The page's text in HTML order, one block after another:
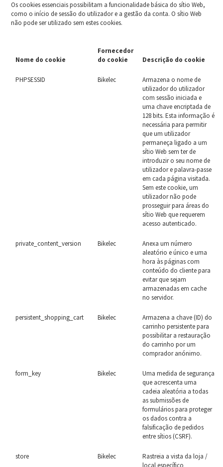
Os cookies essenciais possibilitam a funcionalidade básica do sítio Web,
como o início de sessão do utilizador e a gestão da conta. O sítio Web
não pode ser utilizado sem estes cookies.
Nome do cookie
Fornecedor
do cookie
Descrição do cookie
PHPSESSID Bikelec
Armazena o nome de
utilizador do utilizador
com sessão iniciada e
uma chave encriptada de
128 bits. Esta informação é
necessária para permitir
que um utilizador
permaneça ligado a um
sítio Web sem ter de
introduzir o seu nome de
utilizador e palavra-passe
em cada página visitada.
Sem este cookie, um
utilizador não pode
prosseguir para áreas do
sítio Web que requerem
acesso autenticado.
private_content_version Bikelec
Anexa um número
aleatório e único e uma
hora às páginas com
conteúdo do cliente para
evitar que sejam
armazenadas em cache
no servidor.
persistent_shopping_cart Bikelec
Armazena a chave (ID) do
carrinho persistente para
possibilitar a restauração
do carrinho por um
comprador anónimo.
form_key Bikelec
Uma medida de segurança
que acrescenta uma
cadeia aleatória a todas
as submissões de
formulários para proteger
os dados contra a
falsificação de pedidos
entre sítios (CSRF).
store Bikelec
Rastreia a vista da loja /
local específico